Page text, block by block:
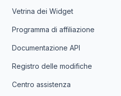
Vetrina dei Widget
Programma di affiliazione
Documentazione API
Registro delle modifiche
Centro assistenza